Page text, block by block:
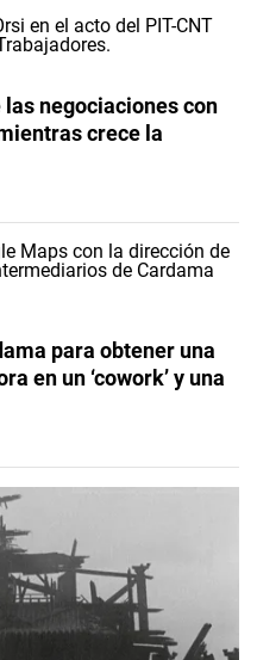
negociaciones con
crece la
para obtener una
en un ‘cowork’ y una